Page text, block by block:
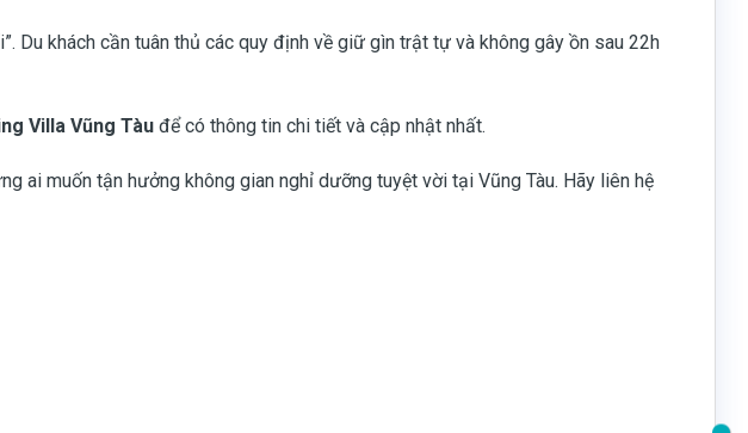
Du khách cần tuân thủ các quy định về giữ gìn trật tự và không gây ồn sau 22h
Villa Vũng Tàu để có thông tin chi tiết và cập nhật nhất.
ai muốn tận hưởng không gian nghỉ dưỡng tuyệt vời tại Vũng Tàu. Hãy liên hệ